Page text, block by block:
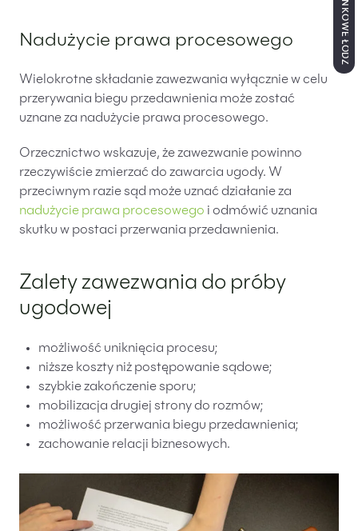
Nadużycie prawa procesowego
Wielokrotne składanie zawezwania wyłącznie w celu
przerywania biegu przedawnienia może zostać
uznane za nadużycie prawa procesowego.
Orzecznictwo wskazuje, że zawezwanie powinno
rzeczywiście zmierzać do zawarcia ugody. W
przeciwnym razie sąd może uznać działanie za
nadużycie prawa procesowego i odmówić uznania
skutku w postaci przerwania przedawnienia.
Zalety zawezwania do próby
ugodowej
możliwość uniknięcia procesu;
niższe koszty niż postępowanie sądowe;
szybkie zakończenie sporu;
mobilizacja drugiej strony do rozmów;
możliwość przerwania biegu przedawnienia;
zachowanie relacji biznesowych.